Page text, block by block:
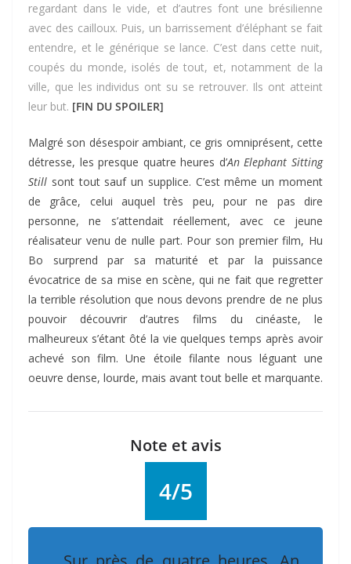
regardant dans le vide, et d’autres font une brésilienne
avec des cailloux. Puis, un barrissement d’éléphant se fait
entendre, et le générique se lance. C’est dans cette nuit,
coupés du monde, isolés de tout, et, notamment de la
ville, que les individus ont su se retrouver. Ils ont atteint
leur but. [FIN DU SPOILER]
Malgré son désespoir ambiant, ce gris omniprésent, cette
détresse, les presque quatre heures d’An Elephant Sitting
Still sont tout sauf un supplice. C’est même un moment
de grâce, celui auquel très peu, pour ne pas dire
personne, ne s’attendait réellement, avec ce jeune
réalisateur venu de nulle part. Pour son premier film, Hu
Bo surprend par sa maturité et par la puissance
évocatrice de sa mise en scène, qui ne fait que regretter
la terrible résolution que nous devons prendre de ne plus
pouvoir découvrir d’autres films du cinéaste, le
malheureux s’étant ôté la vie quelques temps après avoir
achevé son film. Une étoile filante nous léguant une
oeuvre dense, lourde, mais avant tout belle et marquante.
Note et avis
4/5